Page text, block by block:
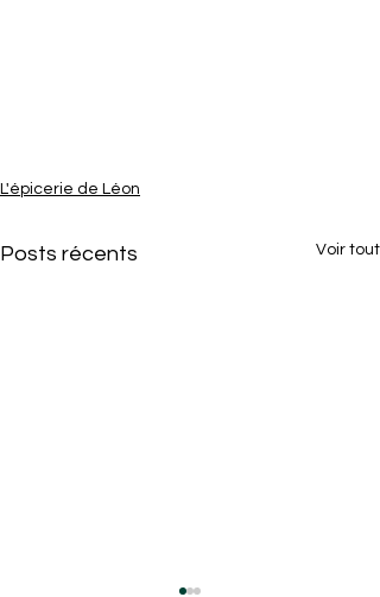
L'épicerie de Léon
Posts récents Voir tout